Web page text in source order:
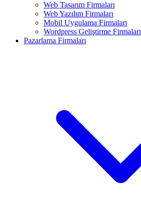
Web Tasarım Firmaları
Web Yazılım Firmaları
Mobil Uygulama Firmaları
Wordpress Geliştirme Firmaları
Pazarlama Firmaları